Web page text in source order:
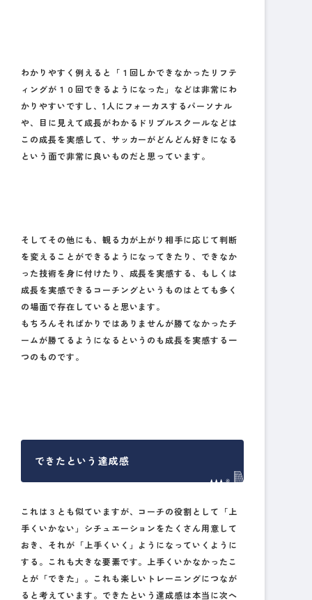
わかりやすく例えると「１回しかできなかったリフテ
ィングが１０回できるようになった」などは非常にわ
かりやすいですし、1人にフォーカスするパーソナル
や、目に見えて成長がわかるドリブルスクールなどは
この成長を実感して、サッカーがどんどん好きになる
という面で非常に良いものだと思っています。
そしてその他にも、観る力が上がり相手に応じて判断
を変えることができるようになってきたり、できなか
った技術を身に付けたり、成長を実感する、もしくは
成長を実感できるコーチングというものはとても多く
の場面で存在していると思います。
もちろんそればかりではありませんが勝てなかったチ
ームが勝てるようになるというのも成長を実感する一
つのものです。
できたという達成感
これは３とも似ていますが、コーチの役割として「上
手くいかない」シチュエーションをたくさん用意して
おき、それが「上手くいく」ようになっていくように
する。これも大きな要素です。上手くいかなかったこ
とが「できた」。これも楽しいトレーニングにつなが
ると考えています。できたという達成感は本当に次へ